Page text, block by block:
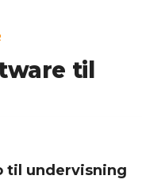
til
til undervisning